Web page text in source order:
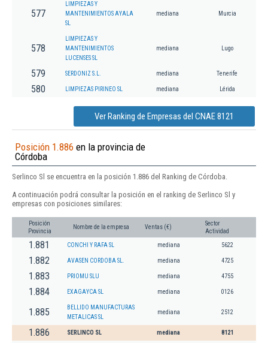
577
LIMPIEZAS Y
MANTENIMIENTOS AYALA
SL
mediana Murcia
578
LIMPIEZAS Y
MANTENIMIENTOS
LUCENSES SL
mediana Lugo
579 SERDONIZ S.L. mediana Tenerife
580 LIMPIEZAS PIRINEO SL mediana Lérida
Ver Ranking de Empresas del CNAE 8121
Posición 1.886 en la provincia de
Córdoba
Serlinco Sl se encuentra en la posición 1.886 del Ranking de Córdoba.
A continuación podrá consultar la posición en el ranking de Serlinco Sl y
empresas con posiciones similares:
Posición
Provincia
Nombre de la empresa Ventas (€)
Sector
Actividad
1.881 CONCHI Y RAFA SL mediana 5622
1.882 AVASEN CORDOBA SL. mediana 4725
1.883 PRIOMU SLU mediana 4755
1.884 EXAGAYCA SL mediana 0126
1.885
BELLIDO MANUFACTURAS
METALICAS SL
mediana 2512
1.886 SERLINCO SL mediana 8121